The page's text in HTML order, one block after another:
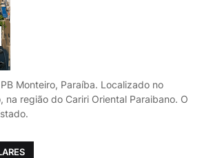
Monteiro, Paraíba. Localizado no
na região do Cariri Oriental Paraibano. O